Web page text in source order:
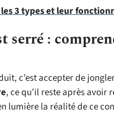
3 types et leur
serré :
c’est accepter de
, ce qu’il reste après avoir
lumière la réalité de ce